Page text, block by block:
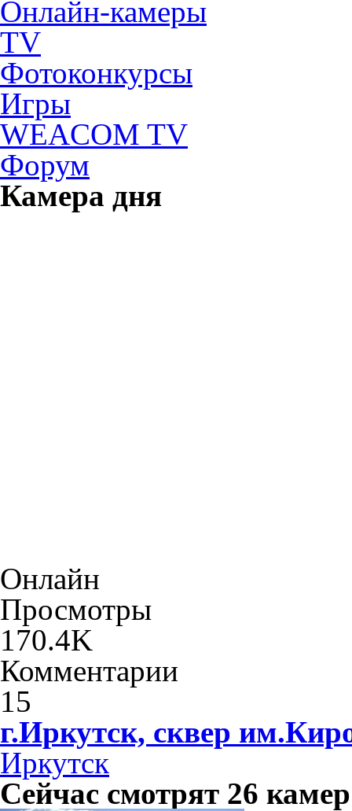
Онлайн-камеры
TV
Фотоконкурсы
Игры
WEACOM TV
Форум
Камера дня
Онлайн
Просмотры
170.4K
Комментарии
15
г.Иркутск, сквер
Иркутск
Сейчас смотрят 26 камер